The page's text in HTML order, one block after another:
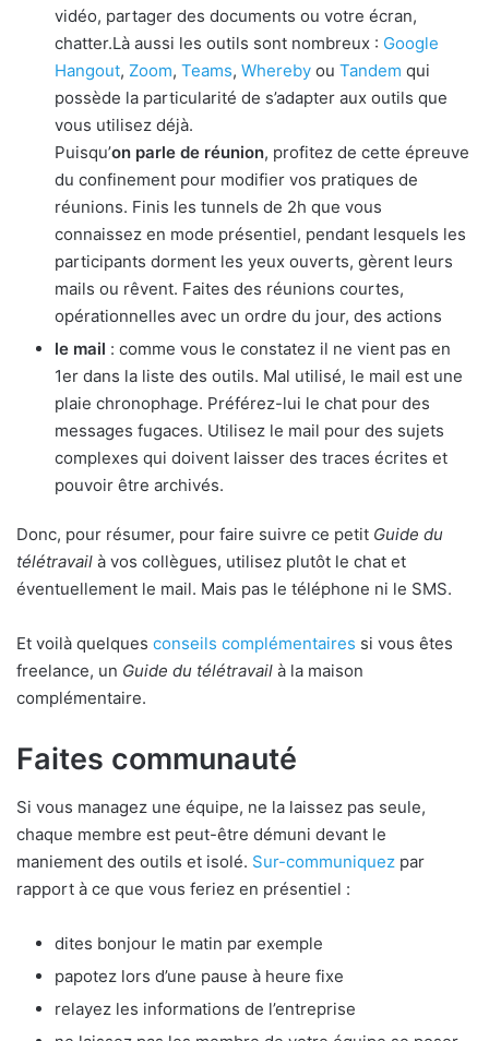
vidéo, partager des documents ou votre écran,
chatter.Là aussi les outils sont nombreux : Google
Hangout, Zoom, Teams, Whereby ou Tandem qui
possède la particularité de s’adapter aux outils que
vous utilisez déjà.
Puisqu’on parle de réunion, profitez de cette épreuve
du confinement pour modifier vos pratiques de
réunions. Finis les tunnels de 2h que vous
connaissez en mode présentiel, pendant lesquels les
participants dorment les yeux ouverts, gèrent leurs
mails ou rêvent. Faites des réunions courtes,
opérationnelles avec un ordre du jour, des actions
le mail : comme vous le constatez il ne vient pas en
1er dans la liste des outils. Mal utilisé, le mail est une
plaie chronophage. Préférez-lui le chat pour des
messages fugaces. Utilisez le mail pour des sujets
complexes qui doivent laisser des traces écrites et
pouvoir être archivés.
Donc, pour résumer, pour faire suivre ce petit Guide du
télétravail à vos collègues, utilisez plutôt le chat et
éventuellement le mail. Mais pas le téléphone ni le SMS.
Et voilà quelques conseils complémentaires si vous êtes
freelance, un Guide du télétravail à la maison
complémentaire.
Faites communauté
Si vous managez une équipe, ne la laissez pas seule,
chaque membre est peut-être démuni devant le
maniement des outils et isolé. Sur-communiquez par
rapport à ce que vous feriez en présentiel :
dites bonjour le matin par exemple
papotez lors d’une pause à heure fixe
relayez les informations de l’entreprise